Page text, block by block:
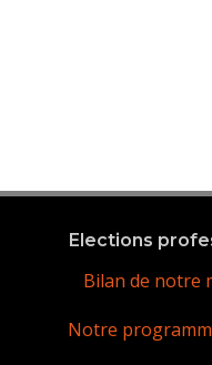
Elections
Bilan de notre
Notre